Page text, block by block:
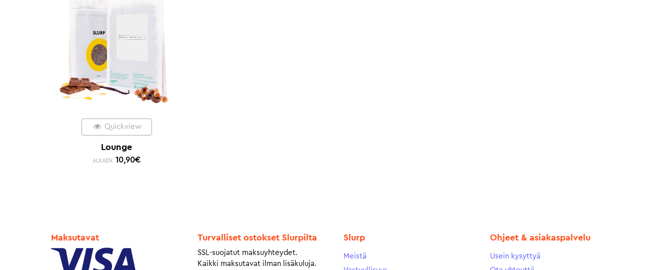
Quickview
Lounge
ALKAEN: 10,90€
Maksutavat Turvalliset ostokset Slurpilta
SSL-suojatut maksuyhteydet.
Kaikki maksutavat ilman lisäkuluja.
Slurp
Meistä
Ohjeet & asiakaspalvelu
Usein kysyttyä